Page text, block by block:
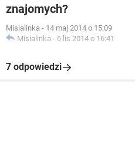
znajomych?
Misialinka - 14 maj 2014 o 15:09
Misialinka - 6 lis 2014 o 16:41
7 odpowiedzi